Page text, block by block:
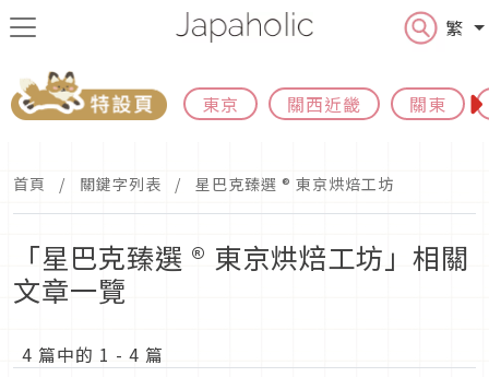
繁
東京 關西近畿 關東
首頁 關鍵字列表 星巴克臻選 ® 東京烘焙工坊
「星巴克臻選 ® 東京烘焙工坊」相關
文章一覽
4 篇中的 1 - 4 篇